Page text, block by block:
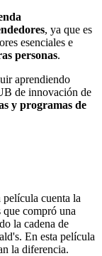
, ya que es
esenciales e
personas.
aprendiendo
de innovación de
y programas de
cuenta la
compró una
la cadena de
En esta película
la diferencia.